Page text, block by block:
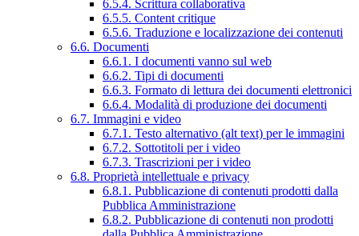
6.5.4. Scrittura collaborativa
6.5.5. Content critique
6.5.6. Traduzione e localizzazione dei contenuti
6.6. Documenti
6.6.1. I documenti vanno sul web
6.6.2. Tipi di documenti
6.6.3. Formato di lettura dei documenti elettronici
6.6.4. Modalità di produzione dei documenti
6.7. Immagini e video
6.7.1. Testo alternativo (alt text) per le immagini
6.7.2. Sottotitoli per i video
6.7.3. Trascrizioni per i video
6.8. Proprietà intellettuale e privacy
6.8.1. Pubblicazione di contenuti prodotti dalla
Pubblica Amministrazione
6.8.2. Pubblicazione di contenuti non prodotti